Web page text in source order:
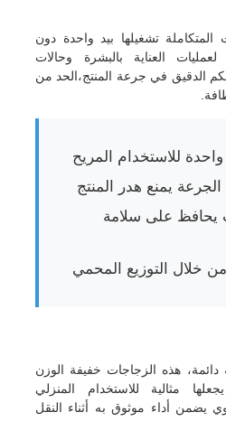
التجميل
تشغيلها بيد واحدة دون
العناية بالبشرة وحالات
الدقيق في جرعة المنتج،الحد من
للاستخدام المريح
يمنع هدر المنتج
يحافظ على سلامة
خلال التوزيع المحمي
هذه الزجاجات خفيفة الوزن
مثالية للاستخدام المنزلي
يضمن أداء موثوق به أثناء النقل